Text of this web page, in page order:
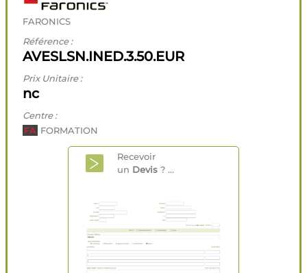
FARONICS
Référence :
AVESLSN.INED.3.50.EUR
Prix Unitaire :
nc
Centre :
FA FORMATION
Recevoir
un Devis ? ...